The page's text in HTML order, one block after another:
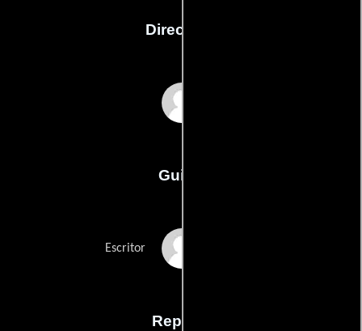
Dirección
Guión
Escritor
Reparto